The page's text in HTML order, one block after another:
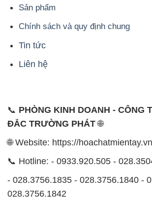
Sản phẩm
Chính sách và quy định chung
Tin tức
Liên hệ
📞 PHÒNG KINH DOANH - CÔNG
ĐẮC TRƯỜNG PHÁT🌐
🌐 Website: https://
📞 Hotline: - 0933.920.505 -
- 028.3756.1835 - 028.3756.1840 -
028.3756.1842